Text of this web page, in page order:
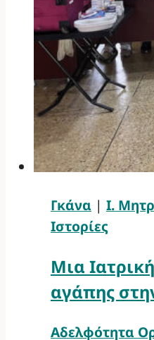
Γκάνα | Ι.
Ιστορίες
Μια
αγάπης
Αδελφότητα